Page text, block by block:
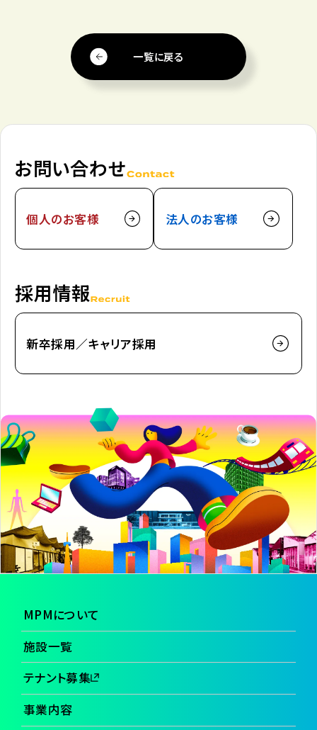
一覧に戻る
お問い合わせ
個人のお客様 法人のお客様
採用情報
新卒採用／キャリア採用
MPMについて
施設一覧
テナント募集
事業内容